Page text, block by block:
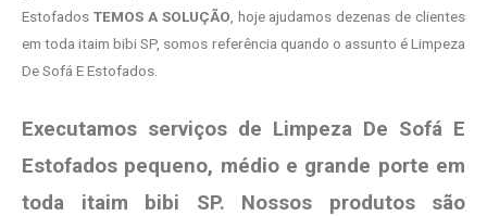
Estofados TEMOS A SOLUÇÃO , hoje ajudamos dezenas de clientes
em toda itaim bibi SP, somos referência quando o assunto é Limpeza
De Sofá E Estofados.
Executamos serviços de Limpeza De Sofá E
Estofados pequeno, médio e grande porte em
toda itaim bibi SP. Nossos produtos são